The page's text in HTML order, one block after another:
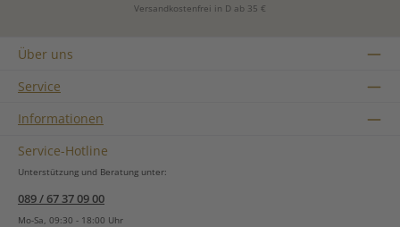
Versandkostenfrei in D ab 35 €
Über uns
Service
Informationen
Service-Hotline
Unterstützung und Beratung unter:
089 / 67 37 09 00
Mo-Sa, 09:30 - 18:00 Uhr